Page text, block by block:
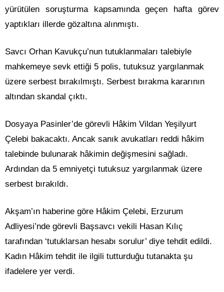
yürütülen soruşturma kapsamında geçen hafta görev
yaptıkları illerde gözaltına alınmıştı.
Savcı Orhan Kavukçu’nun tutuklanmaları talebiyle
mahkemeye sevk ettiği 5 polis, tutuksuz yargılanmak
üzere serbest bırakılmıştı. Serbest bırakma kararının
altından skandal çıktı.
Dosyaya Pasinler’de görevli Hâkim Vildan Yeşilyurt
Çelebi bakacaktı. Ancak sanık avukatları reddi hâkim
talebinde bulunarak hâkimin değişmesini sağladı.
Ardından da 5 emniyetçi tutuksuz yargılanmak üzere
serbest bırakıldı.
Akşam’ın haberine göre Hâkim Çelebi, Erzurum
Adliyesi’nde görevli Başsavcı vekili Hasan Kılıç
tarafından ‘tutuklarsan hesabı sorulur’ diye tehdit edildi.
Kadın Hâkim tehdit ile ilgili tutturduğu tutanakta şu
ifadelere yer verdi.